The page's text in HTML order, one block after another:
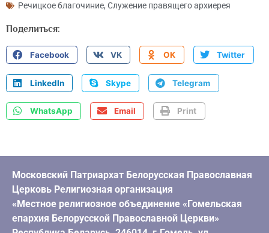
Речицкое благочиние, Служение правящего архиерея
Поделиться:
Facebook VK OK Twitter
LinkedIn Skype Telegram
WhatsApp Email Print
Московский Патриархат Белорусская Православная
Церковь Религиозная организация
«Местное религиозное объединение «Гомельская
епархия Белорусской Православной Церкви»